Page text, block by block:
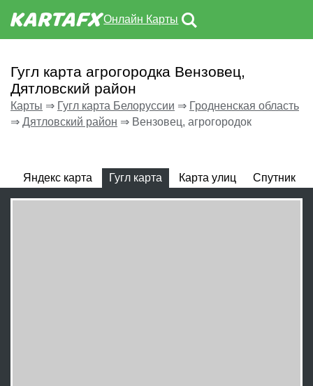
Онлайн Карты
Гугл карта агрогородка Вензовец,
Дятловский район
Карты ⇒ Гугл карта Белоруссии ⇒ Гродненская область
⇒ Дятловский район ⇒ Вензовец, агрогородок
Яндекс карта Гугл карта Карта улиц Спутник